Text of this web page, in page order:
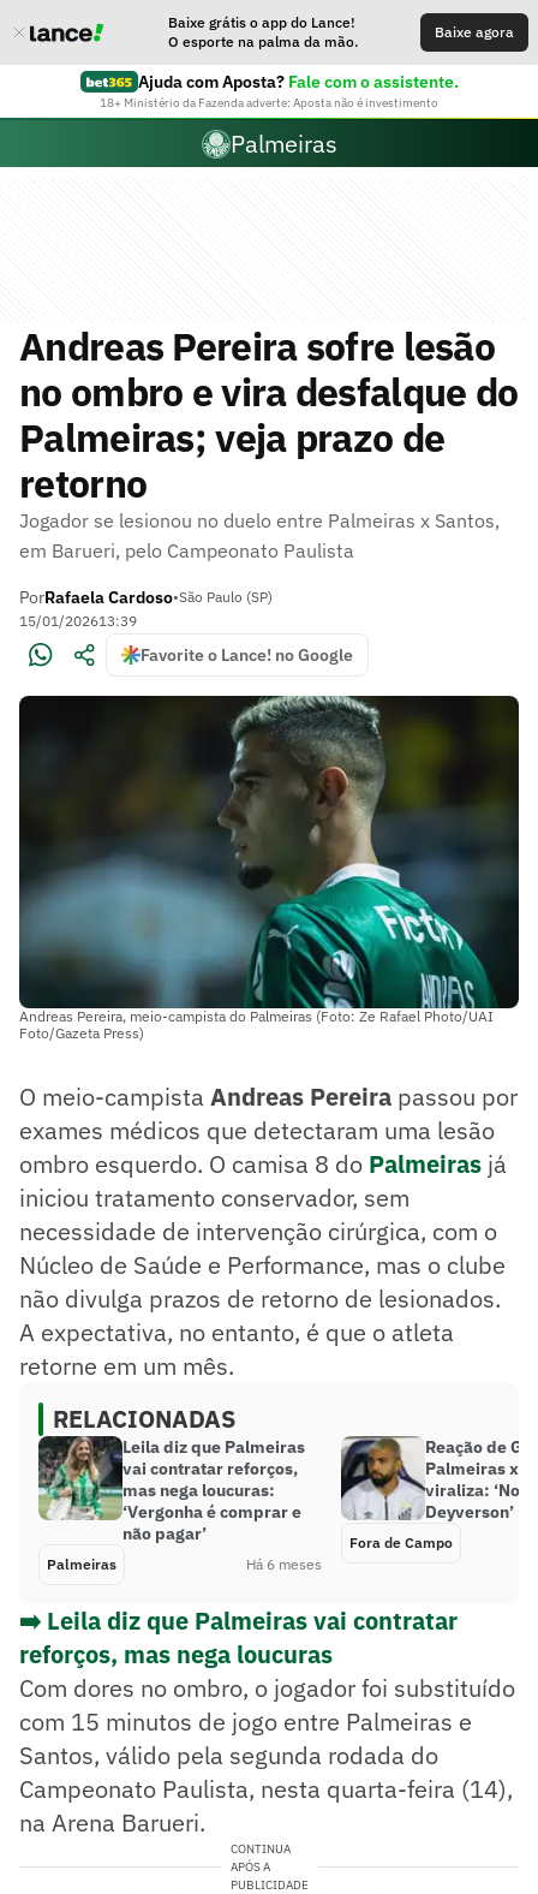
Baixe grátis o app do Lance!
O esporte na palma da mão.
Baixe agora
Ajuda com Aposta? Fale com o assistente.
18+ Ministério da Fazenda adverte: Aposta não é investimento
Palmeiras
Andreas Pereira sofre lesão
no ombro e vira desfalque do
Palmeiras; veja prazo de
retorno
Jogador se lesionou no duelo entre Palmeiras x Santos,
em Barueri, pelo Campeonato Paulista
PorRafaela Cardoso•São Paulo (SP)
15/01/202613:39
Favorite o Lance! no Google
Andreas Pereira, meio-campista do Palmeiras (Foto: Ze Rafael Photo/UAI
Foto/Gazeta Press)
O meio-campista Andreas Pereira passou por
exames médicos que detectaram uma lesão
ombro esquerdo. O camisa 8 do Palmeiras já
iniciou tratamento conservador, sem
necessidade de intervenção cirúrgica, com o
Núcleo de Saúde e Performance, mas o clube
não divulga prazos de retorno de lesionados.
A expectativa, no entanto, é que o atleta
retorne em um mês.
RELACIONADAS
Leila diz que Palmeiras
vai contratar reforços,
mas nega loucuras:
‘Vergonha é comprar e
não pagar’
Palmeiras Há 6 meses
Reação de
Palmeiras x
viraliza: ‘Novo
Deyverson’
Fora de Campo
➡️ Leila diz que Palmeiras vai contratar
reforços, mas nega loucuras
Com dores no ombro, o jogador foi substituído
com 15 minutos de jogo entre Palmeiras e
Santos, válido pela segunda rodada do
Campeonato Paulista, nesta quarta-feira (14),
na Arena Barueri.
CONTINUA
APÓS A
PUBLICIDADE